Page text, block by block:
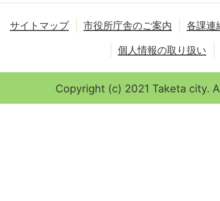
サイトマップ 市役所庁舎のご案内
各課連
個人情報の取り扱い
Copyright (c) 2021 Taketa city.